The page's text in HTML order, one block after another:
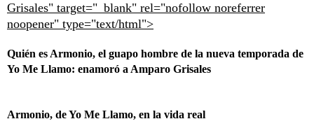
Grisales" target="_blank" rel="nofollow noreferrer
noopener" type="text/html">
Quién es Armonio, el guapo hombre de la nueva temporada de
Yo Me Llamo: enamoró a Amparo Grisales
Armonio, de Yo Me Llamo, en la vida real